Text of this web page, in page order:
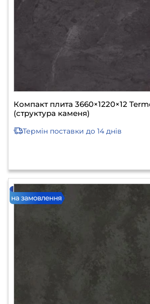
Компакт плита 3660×1220×12
(структура каменя)
Термін поставки до 14 днів